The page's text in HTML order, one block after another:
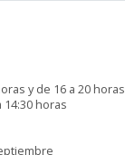
y de 16 a 20 horas
14:30 horas